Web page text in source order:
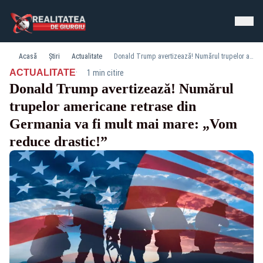
Acasă Știri Actualitate Donald Trump avertizează! Numărul trupelor americane retrase din Germania va fi mult mai mare: „Vom reduce drastic!”
ACTUALITATE· 1 min citire
Donald Trump avertizează! Numărul
trupelor americane retrase din
Germania va fi mult mai mare: „Vom
reduce drastic!”